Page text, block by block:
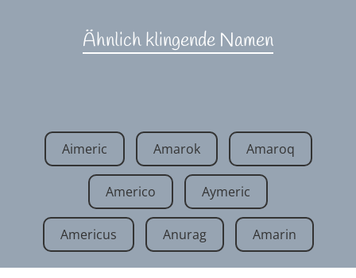
Ähnlich klingende Namen
Aimeric Amarok Amaroq
Americo Aymeric
Americus Anurag Amarin